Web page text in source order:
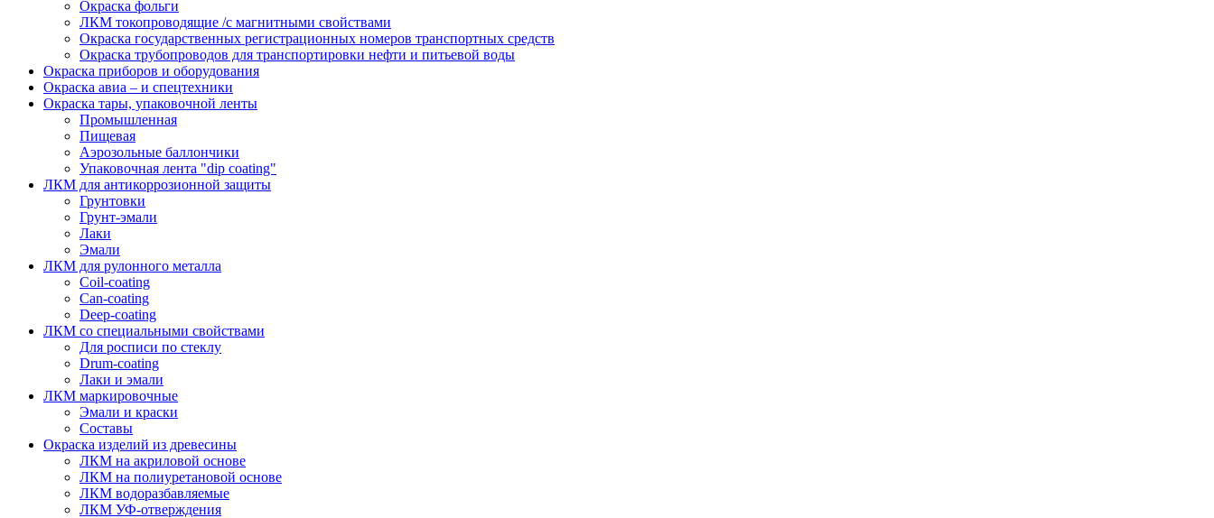
Окраска фольги
ЛКМ токопроводящие /с магнитными свойствами
Окраска государственных регистрационных номеров транспортных средств
Окраска трубопроводов для транспортировки нефти и питьевой воды
Окраска приборов и оборудования
Окраска авиа – и спецтехники
Окраска тары, упаковочной ленты
Промышленная
Пищевая
Аэрозольные баллончики
Упаковочная лента "dip coating"
ЛКМ для антикоррозионной защиты
Грунтовки
Грунт-эмали
Лаки
Эмали
ЛКМ для рулонного металла
Coil-coating
Can-coating
Deep-coating
ЛКМ со специальными свойствами
Для росписи по стеклу
Drum-coating
Лаки и эмали
ЛКМ маркировочные
Эмали и краски
Составы
Окраска изделий из древесины
ЛКМ на акриловой основе
ЛКМ на полиуретановой основе
ЛКМ водоразбавляемые
ЛКМ УФ-отверждения